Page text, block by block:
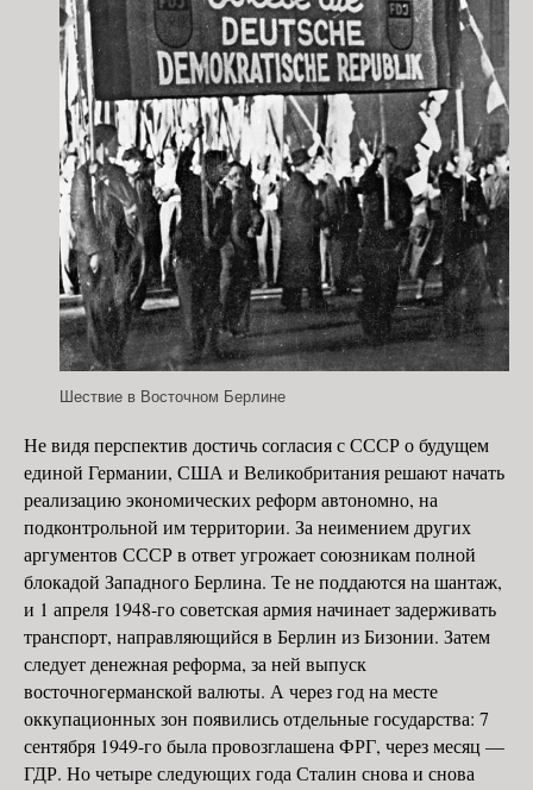
Шествие в Восточном Берлине
Не видя перспектив достичь согласия с СССР о будущем
единой Германии, США и Великобритания решают начать
реализацию экономических реформ автономно, на
подконтрольной им территории. За неимением других
аргументов СССР в ответ угрожает союзникам полной
блокадой Западного Берлина. Те не поддаются на шантаж,
и 1 апреля 1948-го советская армия начинает задерживать
транспорт, направляющийся в Берлин из Бизонии. Затем
следует денежная реформа, за ней выпуск
восточногерманской валюты. А через год на месте
оккупационных зон появились отдельные государства: 7
сентября 1949-го была провозглашена ФРГ, через месяц —
ГДР. Но четыре следующих года Сталин снова и снова